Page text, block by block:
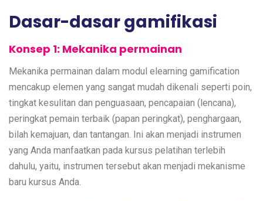
Dasar-dasar gamifikasi
Konsep 1: Mekanika permainan
Mekanika permainan dalam modul elearning gamification
mencakup elemen yang sangat mudah dikenali seperti poin,
tingkat kesulitan dan penguasaan, pencapaian (lencana),
peringkat pemain terbaik (papan peringkat), penghargaan,
bilah kemajuan, dan tantangan. Ini akan menjadi instrumen
yang Anda manfaatkan pada kursus pelatihan terlebih
dahulu, yaitu, instrumen tersebut akan menjadi mekanisme
baru kursus Anda.